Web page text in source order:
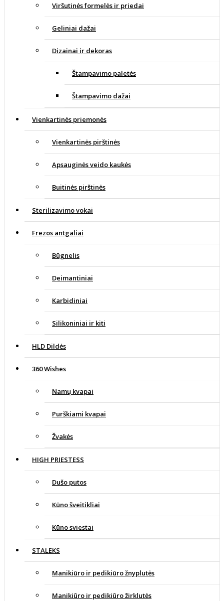
Viršutinės formelės ir priedai
Geliniai dažai
Dizainai ir dekoras
Štampavimo paletės
Štampavimo dažai
Vienkartinės priemonės
Vienkartinės pirštinės
Apsauginės veido kaukės
Buitinės pirštinės
Sterilizavimo vokai
Frezos antgaliai
Būgnelis
Deimantiniai
Karbidiniai
Silikoniniai ir kiti
HLD Dildės
360 Wishes
Namų kvapai
Purškiami kvapai
Žvakės
HIGH PRIESTESS
Dušo putos
Kūno šveitikliai
Kūno sviestai
STALEKS
Manikiūro ir pedikiūro žnyplutės
Manikiūro ir pedikiūro žirklutės